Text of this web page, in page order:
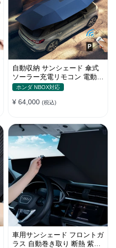
自動収納 サンシェード 傘式
ソーラー充電リモコン 電動
取付簡単 汎用
ホンダ NBOX対応
¥ 64,000 (税込)
車用サンシェード フロントガ
ラス 自動巻き取り 断熱 紫外